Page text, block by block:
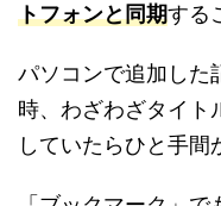
トフォンと同期する
パソコンで追加した
時、わざわざタイト
していたらひと手間